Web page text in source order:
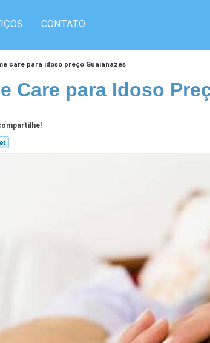
CONTATO
care para idoso preço Guaianazes
Care para Idoso